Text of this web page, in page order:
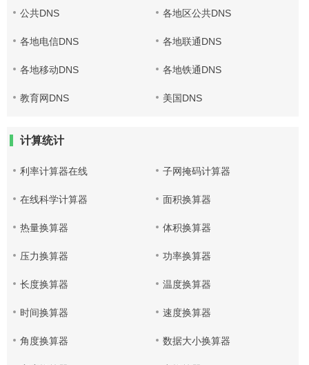
公共DNS 各地区公共DNS
各地电信DNS 各地联通DNS
各地移动DNS 各地铁通DNS
教育网DNS 美国DNS
计算统计
利率计算器在线 子网掩码计算器
在线科学计算器 面积换算器
热量换算器 体积换算器
压力换算器 功率换算器
长度换算器 温度换算器
时间换算器 速度换算器
角度换算器 数据大小换算器